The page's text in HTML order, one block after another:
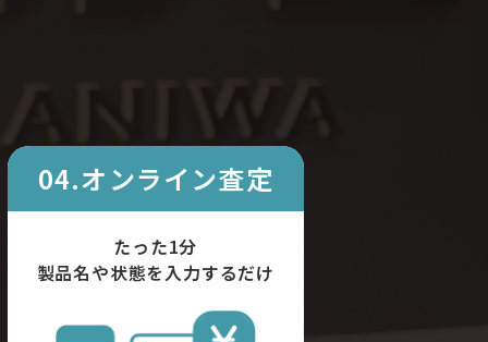
04.オンライン査定
たった1分
製品名や状態を入力するだけ